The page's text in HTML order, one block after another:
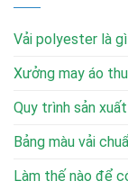
Vải polyester là
Xưởng may áo
Quy trình sản
Bảng màu vải
Làm thế nào để